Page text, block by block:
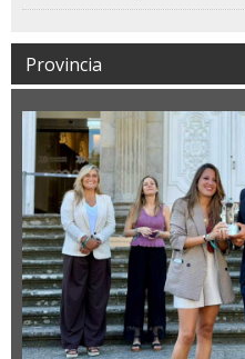
Provincia